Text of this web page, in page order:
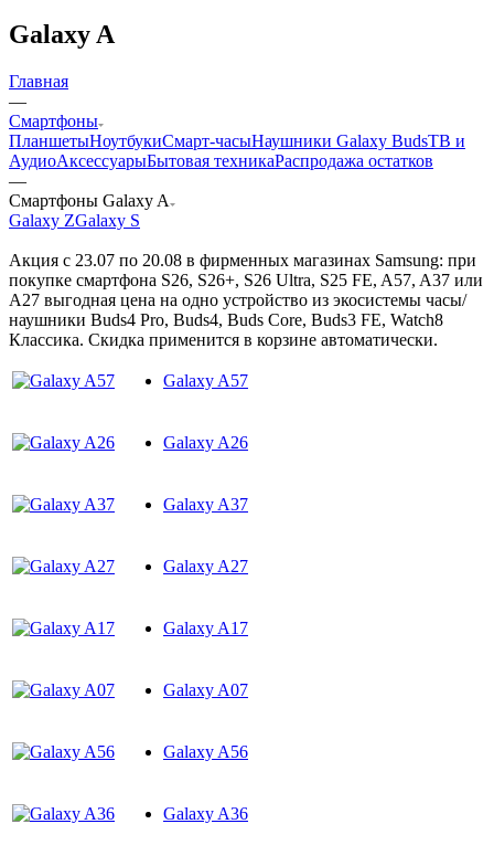
Galaxy A
Главная
—
Смартфоны
ПланшетыНоутбукиСмарт-часыНаушники Galaxy BudsТВ и
АудиоАксессуарыБытовая техникаРаспродажа остатков
—
Смартфоны Galaxy A
Galaxy ZGalaxy S
Акция с 23.07 по 20.08 в фирменных магазинах Samsung: при
покупке смартфона S26, S26+, S26 Ultra, S25 FE, A57, A37 или
A27 выгодная цена на одно устройство из экосистемы часы/
наушники Buds4 Pro, Buds4, Buds Core, Buds3 FE, Watch8
Классика. Скидка применится в корзине автоматически.
Galaxy A57
Galaxy A26
Galaxy A37
Galaxy A27
Galaxy A17
Galaxy A07
Galaxy A56
Galaxy A36